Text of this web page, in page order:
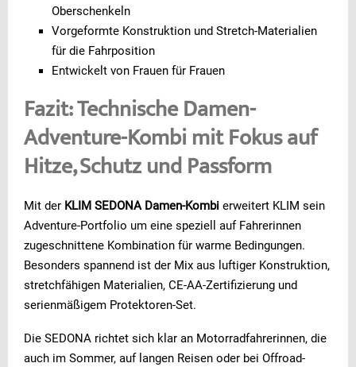
Oberschenkeln
Vorgeformte Konstruktion und Stretch-Materialien
für die Fahrposition
Entwickelt von Frauen für Frauen
Fazit: Technische Damen-
Adventure-Kombi mit Fokus auf
Hitze, Schutz und Passform
Mit der KLIM SEDONA Damen-Kombi erweitert KLIM sein
Adventure-Portfolio um eine speziell auf Fahrerinnen
zugeschnittene Kombination für warme Bedingungen.
Besonders spannend ist der Mix aus luftiger Konstruktion,
stretchfähigen Materialien, CE-AA-Zertifizierung und
serienmäßigem Protektoren-Set.
Die SEDONA richtet sich klar an Motorradfahrerinnen, die
auch im Sommer, auf langen Reisen oder bei Offroad-